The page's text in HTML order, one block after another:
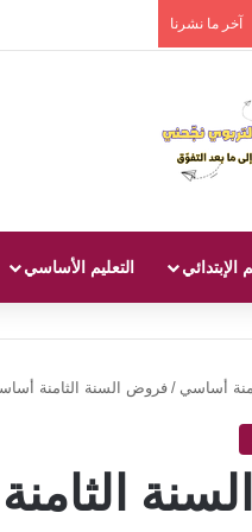
آخر ما نشرنا
الإبتدائي التعليم الأساسي
أساسي /فروض السنة الثامنة